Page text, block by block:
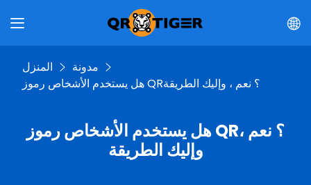
المنزل
مدونة
هل يستخدم الأشخاص رموز QR؟ نعم ، وإليك الطريقة
هل يستخدم الأشخاص رموز QR؟ نعم ،
وإليك الطريقة